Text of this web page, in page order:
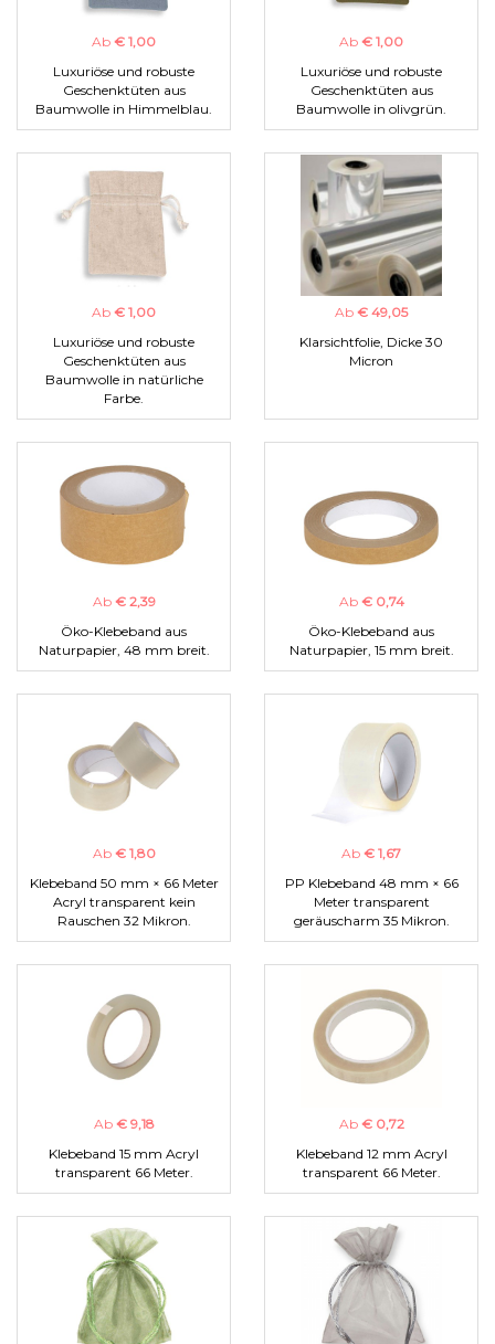
Ab € 1,00
Luxuriöse und robuste
Geschenktüten aus
Baumwolle in Himmelblau.
Ab € 1,00
Luxuriöse und robuste
Geschenktüten aus
Baumwolle in olivgrün.
Ab € 1,00
Luxuriöse und robuste
Geschenktüten aus
Baumwolle in natürliche
Farbe.
Ab € 49,05
Klarsichtfolie, Dicke 30
Micron
Ab € 2,39
Öko-Klebeband aus
Naturpapier, 48 mm breit.
Ab € 0,74
Öko-Klebeband aus
Naturpapier, 15 mm breit.
Ab € 1,80
Klebeband 50 mm × 66 Meter
Acryl transparent kein
Rauschen 32 Mikron.
Ab € 1,67
PP Klebeband 48 mm × 66
Meter transparent
geräuscharm 35 Mikron.
Ab € 9,18
Klebeband 15 mm Acryl
transparent 66 Meter.
Ab € 0,72
Klebeband 12 mm Acryl
transparent 66 Meter.